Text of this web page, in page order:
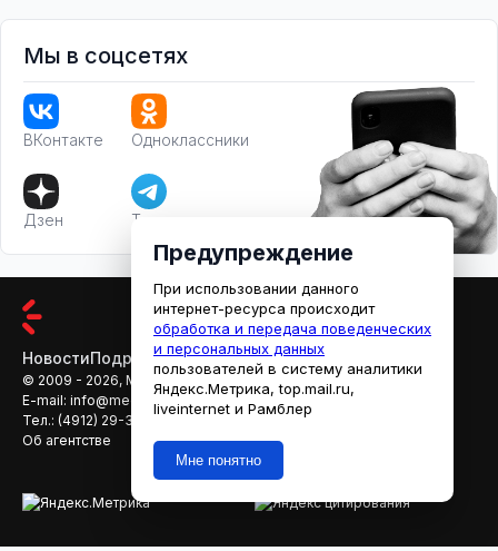
Мы в соцсетях
ВКонтакте Одноклассники
Дзен Телеграм
НовостиПодробностиАфишаКино
© 2009 - 2026, МЕДИАРЯЗАНЬ
E-mail: info@mediaryazan.ru
reklama@mediaryazan.ru
Тел.: (4912) 29-33-66
Об агентстве
Предупреждение
При использовании данного
интернет-ресурса происходит
обработка и передача поведенческих
и персональных данных
пользователей в систему аналитики
Яндекс.Метрика, top.mail.ru,
liveinternet и Рамблер
Мне понятно